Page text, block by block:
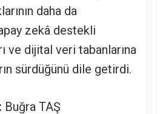
daha da
zekâ destekli
ve dijital veri tabanlarına
sürdüğünü dile getirdi.
Buğra TAŞ